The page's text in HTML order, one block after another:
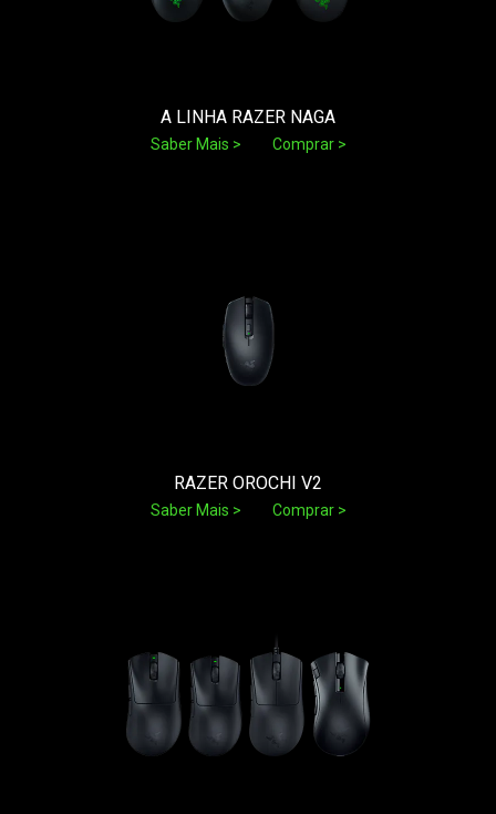
A LINHA RAZER NAGA
Saber Mais Comprar
RAZER OROCHI V2
Saber Mais Comprar